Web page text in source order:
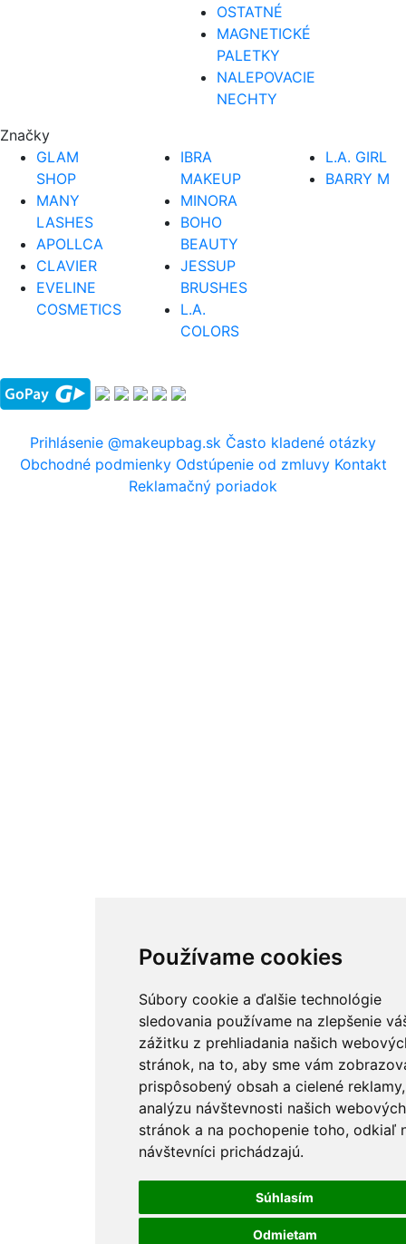
Používame cookies
Súbory cookie a ďalšie technológie
sledovania používame na zlepšenie
zážitku z prehliadania našich
stránok, na to, aby sme vám
prispôsobený obsah a cielené
analýzu návštevnosti našich webových
stránok a na pochopenie toho, odkiaľ
návštevníci prichádzajú.
Súhlasím
Odmietam
OSTATNÉ
MAGNETICKÉ
PALETKY
NALEPOVACIE
NECHTY
Značky
GLAM
SHOP
MANY
LASHES
APOLLCA
CLAVIER
EVELINE
COSMETICS
IBRA
MAKEUP
MINORA
BOHO
BEAUTY
JESSUP
BRUSHES
L.A.
COLORS
L.A. GIRL
BARRY M
Prihlásenie @makeupbag.sk Často kladené otázky
Obchodné podmienky Odstúpenie od zmluvy Kontakt
Reklamačný poriadok